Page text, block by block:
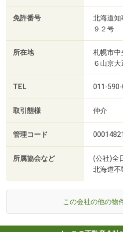
免許番号
北海道
９２号
所在地
札幌市中
６山京
TEL 011-
取引態様 仲介
管理コード
所属協会など
(公社)全
北海道不
この会社の他の物